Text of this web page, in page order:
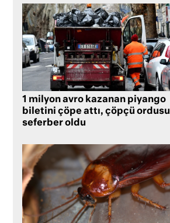
1 milyon avro kazanan piyango
biletini çöpe attı, çöpçü ordusu
seferber oldu